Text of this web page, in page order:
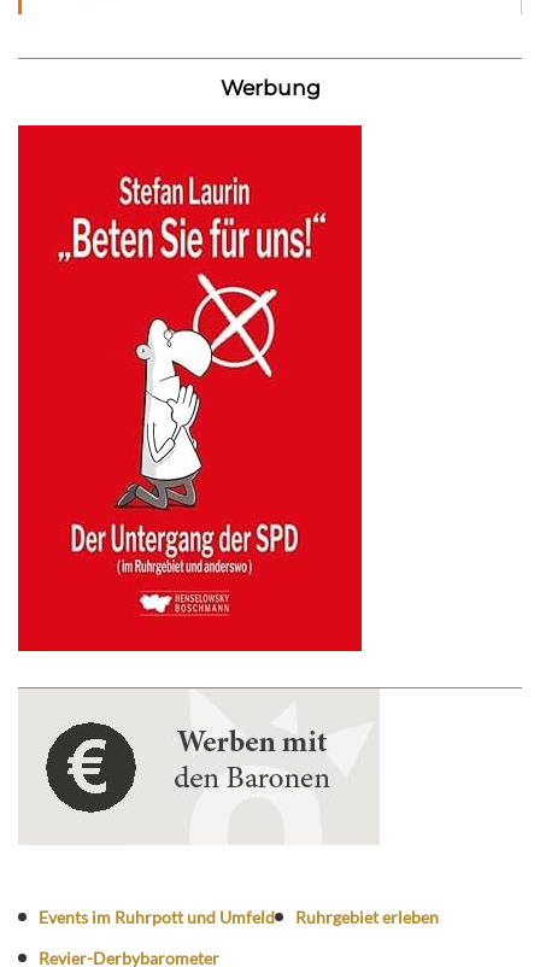
Werbung
Events im Ruhrpott und Umfeld
Ruhrgebiet erleben
Revier-Derbybarometer